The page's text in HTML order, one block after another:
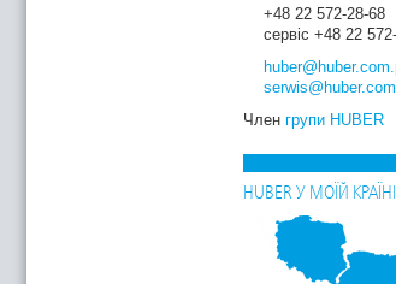
+48 22 572-28-68
сервіс +48 22
huber@huber.com
serwis@huber.com
Член групи HUBER
HUBER У МОЇЙ КРАЇНІ